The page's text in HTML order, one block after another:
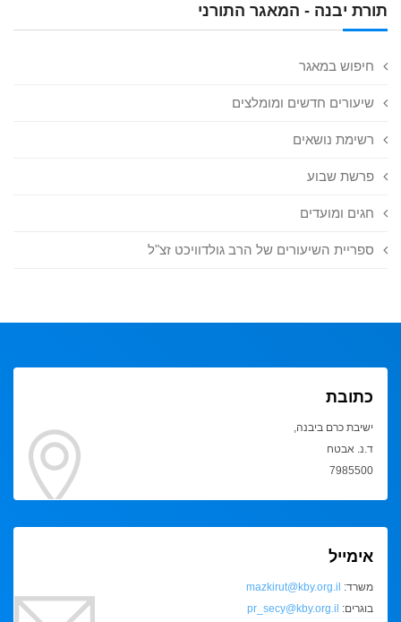
תורת יבנה - המאגר התורני
חיפוש במאגר
שיעורים חדשים ומומלצים
רשימת נושאים
פרשת שבוע
חגים ומועדים
ספריית השיעורים של הרב גולדוויכט זצ"ל
כתובת
ישיבת כרם ביבנה,
ד.נ. אבטח
7985500
אימייל
משרד: mazkirut@kby.org.il
בוגרים: pr_secy@kby.org.il